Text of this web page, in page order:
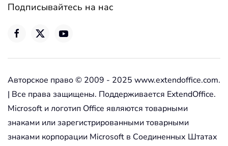
Подписывайтесь на нас
Авторское право © 2009 - 2025 www.extendoffice.com.
| Все права защищены. Поддерживается ExtendOffice.
Microsoft и логотип Office являются товарными
знаками или зарегистрированными товарными
знаками корпорации Microsoft в Соединенных Штатах